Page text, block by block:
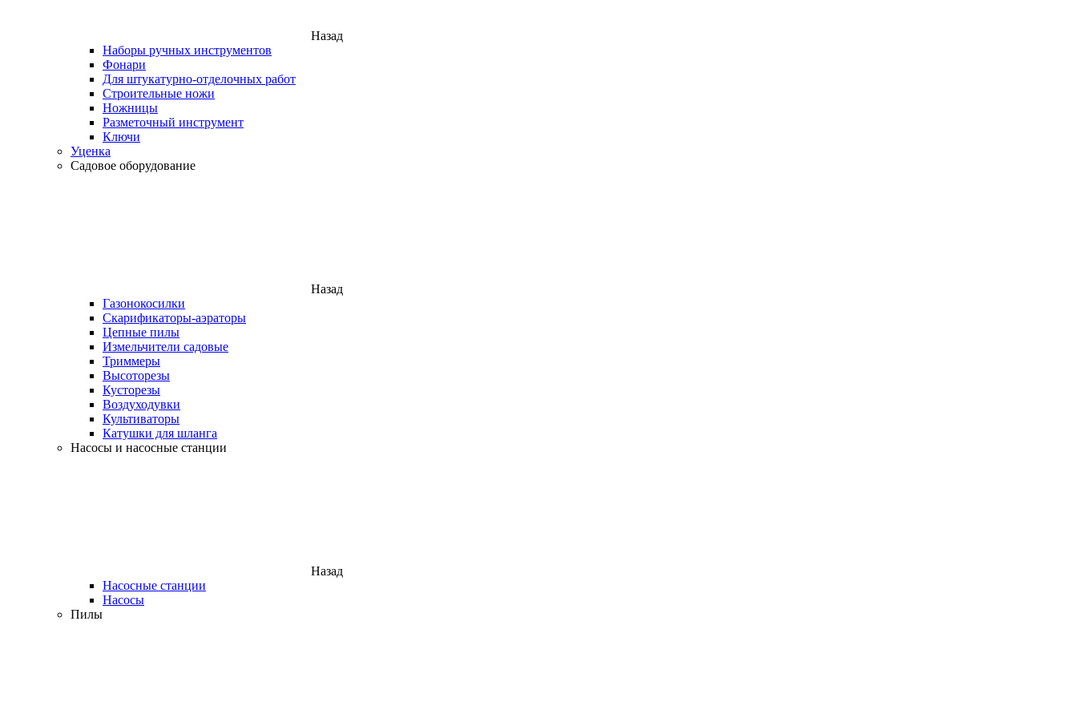
Назад
Наборы ручных инструментов
Фонари
Для штукатурно-отделочных работ
Строительные ножи
Ножницы
Разметочный инструмент
Ключи
Уценка
Садовое оборудование
Назад
Газонокосилки
Скарификаторы-аэраторы
Цепные пилы
Измельчители садовые
Триммеры
Высоторезы
Кусторезы
Воздуходувки
Культиваторы
Катушки для шланга
Насосы и насосные станции
Назад
Насосные станции
Насосы
Пилы